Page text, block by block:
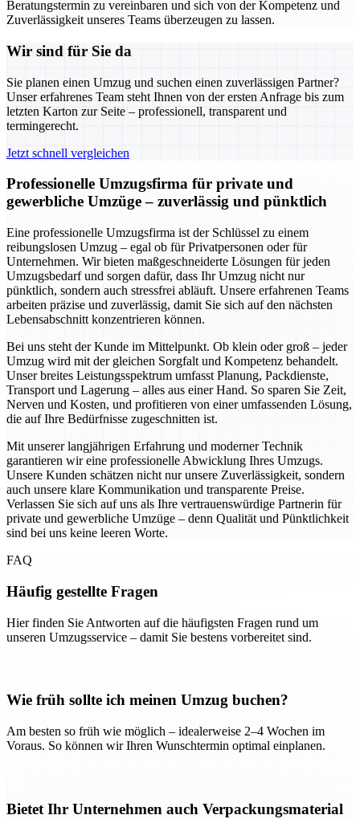
Beratungstermin zu vereinbaren und sich von der Kompetenz und
Zuverlässigkeit unseres Teams überzeugen zu lassen.
Wir sind für Sie da
Sie planen einen Umzug und suchen einen zuverlässigen Partner?
Unser erfahrenes Team steht Ihnen von der ersten Anfrage bis zum
letzten Karton zur Seite – professionell, transparent und
termingerecht.
Jetzt schnell vergleichen
Professionelle Umzugsfirma für private und
gewerbliche Umzüge – zuverlässig und pünktlich
Eine professionelle Umzugsfirma ist der Schlüssel zu einem
reibungslosen Umzug – egal ob für Privatpersonen oder für
Unternehmen. Wir bieten maßgeschneiderte Lösungen für jeden
Umzugsbedarf und sorgen dafür, dass Ihr Umzug nicht nur
pünktlich, sondern auch stressfrei abläuft. Unsere erfahrenen Teams
arbeiten präzise und zuverlässig, damit Sie sich auf den nächsten
Lebensabschnitt konzentrieren können.
Bei uns steht der Kunde im Mittelpunkt. Ob klein oder groß – jeder
Umzug wird mit der gleichen Sorgfalt und Kompetenz behandelt.
Unser breites Leistungsspektrum umfasst Planung, Packdienste,
Transport und Lagerung – alles aus einer Hand. So sparen Sie Zeit,
Nerven und Kosten, und profitieren von einer umfassenden Lösung,
die auf Ihre Bedürfnisse zugeschnitten ist.
Mit unserer langjährigen Erfahrung und moderner Technik
garantieren wir eine professionelle Abwicklung Ihres Umzugs.
Unsere Kunden schätzen nicht nur unsere Zuverlässigkeit, sondern
auch unsere klare Kommunikation und transparente Preise.
Verlassen Sie sich auf uns als Ihre vertrauenswürdige Partnerin für
private und gewerbliche Umzüge – denn Qualität und Pünktlichkeit
sind bei uns keine leeren Worte.
FAQ
Häufig gestellte Fragen
Hier finden Sie Antworten auf die häufigsten Fragen rund um
unseren Umzugsservice – damit Sie bestens vorbereitet sind.
Wie früh sollte ich meinen Umzug buchen?
Am besten so früh wie möglich – idealerweise 2–4 Wochen im
Voraus. So können wir Ihren Wunschtermin optimal einplanen.
Bietet Ihr Unternehmen auch Verpackungsmaterial